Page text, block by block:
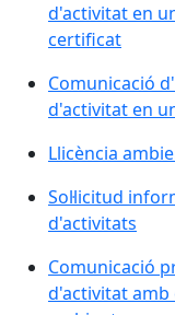
d'activitat en
certificat
Comunicació
d'activitat en
Llicència
Sol·licitud
d'activitats
Comunicació
d'activitat amb